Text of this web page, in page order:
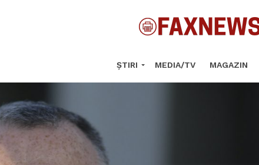
ȘTIRI MEDIA/TV MAGAZIN